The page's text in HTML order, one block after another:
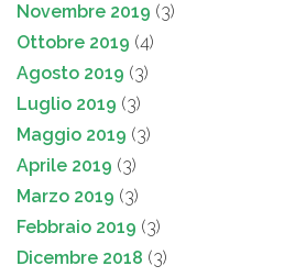
Novembre 2019 (3)
Ottobre 2019 (4)
Agosto 2019 (3)
Luglio 2019 (3)
Maggio 2019 (3)
Aprile 2019 (3)
Marzo 2019 (3)
Febbraio 2019 (3)
Dicembre 2018 (3)